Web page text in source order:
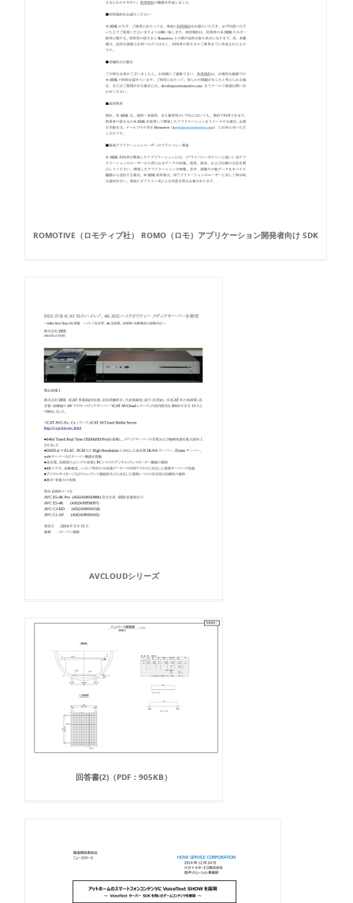
ROMOTIVE（ロモティブ社） ROMO（ロモ）アプリケーション開発者向け SDK
AVCLOUDシリーズ
回答書(2)（PDF：905KB）